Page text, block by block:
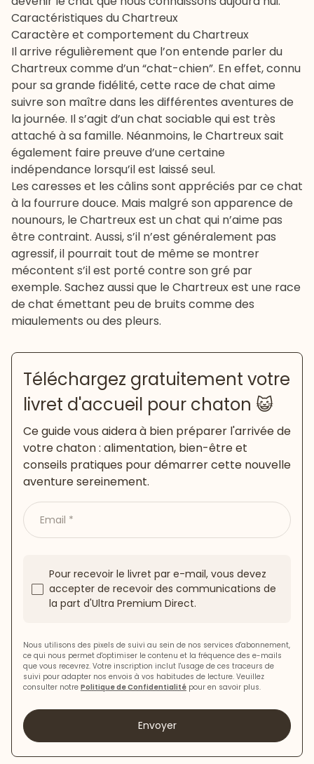
Caractéristiques du Chartreux
Caractère et comportement du Chartreux
Il arrive régulièrement que l’on entende parler du
Chartreux comme d’un “chat-chien”. En effet, connu
pour sa grande fidélité, cette race de chat aime
suivre son maître dans les différentes aventures de
la journée. Il s’agit d’un chat sociable qui est très
attaché à sa famille. Néanmoins, le Chartreux sait
également faire preuve d’une certaine
indépendance lorsqu’il est laissé seul.
Les caresses et les câlins sont appréciés par ce chat
à la fourrure douce. Mais malgré son apparence de
nounours, le Chartreux est un chat qui n’aime pas
être contraint. Aussi, s’il n’est généralement pas
agressif, il pourrait tout de même se montrer
mécontent s’il est porté contre son gré par
exemple. Sachez aussi que le Chartreux est une race
de chat émettant peu de bruits comme des
miaulements ou des pleurs.
Téléchargez gratuitement votre
livret d'accueil pour chaton 😺
Ce guide vous aidera à bien préparer l'arrivée de
votre chaton : alimentation, bien-être et
conseils pratiques pour démarrer cette nouvelle
aventure sereinement.
Email
Pour recevoir le livret par e-mail, vous devez
accepter de recevoir des communications de
la part d'Ultra Premium Direct.
Nous utilisons des pixels de suivi au sein de nos services d'abonnement,
ce qui nous permet d'optimiser le contenu et la fréquence des e-mails
que vous recevrez. Votre inscription inclut l'usage de ces traceurs de
suivi pour adapter nos envois à vos habitudes de lecture. Veuillez
consulter notre Politique de Confidentialité pour en savoir plus.
Envoyer